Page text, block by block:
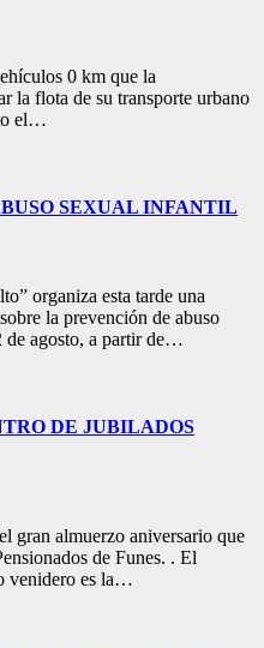
0 km que la
la flota de su transporte urbano
el…
SEXUAL INFANTIL
organiza esta tarde una
la prevención de abuso
de agosto, a partir de…
DE JUBILADOS
gran almuerzo aniversario que
de Funes. . El
venidero es la…